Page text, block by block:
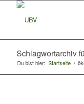
Schlagwortarchiv
Du bist hier: Startseite /